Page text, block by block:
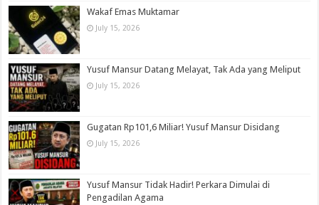
Wakaf Emas Muktamar
July 15, 2026
Yusuf Mansur Datang Melayat, Tak Ada yang Meliput
July 15, 2026
Gugatan Rp101,6 Miliar! Yusuf Mansur Disidang
July 15, 2026
Yusuf Mansur Tidak Hadir! Perkara Dimulai di
Pengadilan Agama